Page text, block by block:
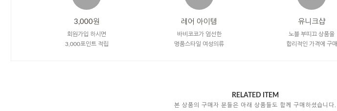
3,000원
회원가입 하시면
3,000포인트 적립
레어 아이템
바비코코가 엄선한
명품스타일 여성의류
유니크샵
노블 부띠끄 상품을
합리적인 가격에 구매
RELATED ITEM
본 상품의 구매자 분들은 아래 상품들도 함께 구매하셨습니다.